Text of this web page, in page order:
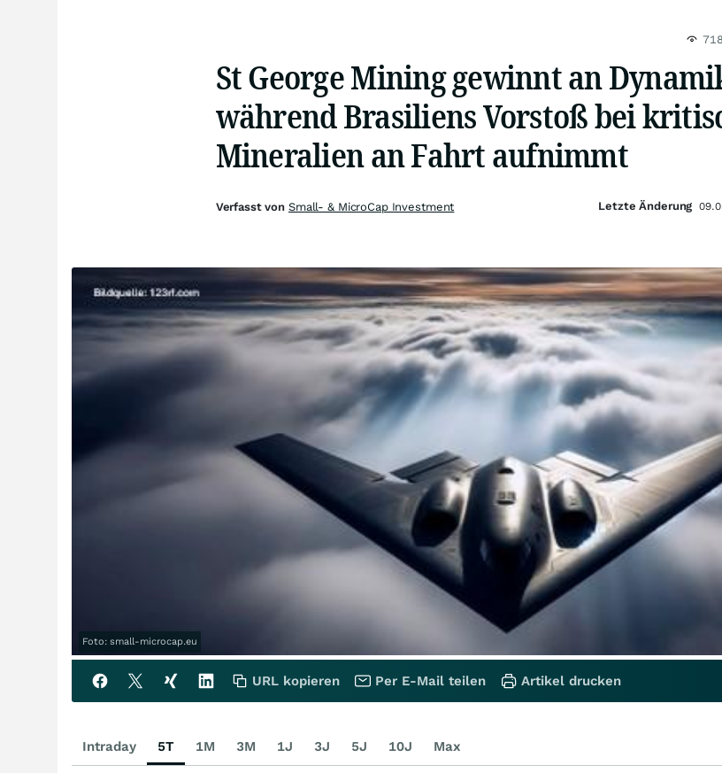
St George Mining gewinnt an
während Brasiliens Vorstoß bei
Mineralien an Fahrt aufnimmt
Foto: small-microcap.eu
Verfasst von Small- & MicroCap Investment Letzte Änderung
URL kopieren Per E-Mail teilen Artikel drucken
Intraday 5T 1M 3M 1J 3J 5J 10J Max